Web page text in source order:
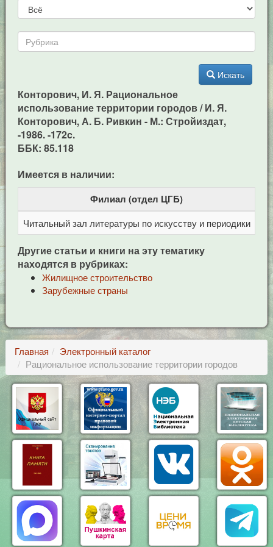
Искать
Конторович, И. Я. Рациональное
использование территории городов / И. Я.
Конторович, А. Б. Ривкин - М.: Стройиздат,
-1986. -172c.
ББК: 85.118
Имеется в наличии:
Филиал (отдел ЦГБ)
Читальный зал литературы по искусству и периодики
Другие статьи и книги на эту тематику
находятся в рубриках:
Жилищное строительство
Зарубежные страны
Главная
Электронный каталог
Рациональное использование территории городов